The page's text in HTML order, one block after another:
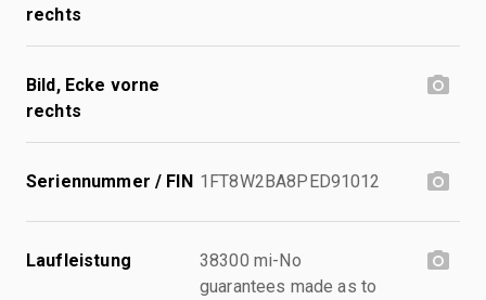
rechts
Bild, Ecke vorne
rechts
Seriennummer / FIN 1FT8W2BA8PED91012
Laufleistung
38300 mi-No
guarantees made as to